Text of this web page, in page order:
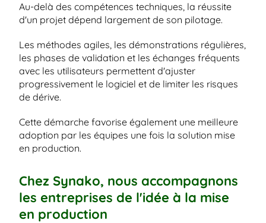
Au-delà des compétences techniques, la réussite
d'un projet dépend largement de son pilotage.
Les méthodes agiles, les démonstrations régulières,
les phases de validation et les échanges fréquents
avec les utilisateurs permettent d'ajuster
progressivement le logiciel et de limiter les risques
de dérive.
Cette démarche favorise également une meilleure
adoption par les équipes une fois la solution mise
en production.
Chez Synako, nous accompagnons
les entreprises de l'idée à la mise
en production